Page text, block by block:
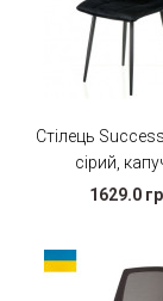
Стілець
сірий,
1629.0